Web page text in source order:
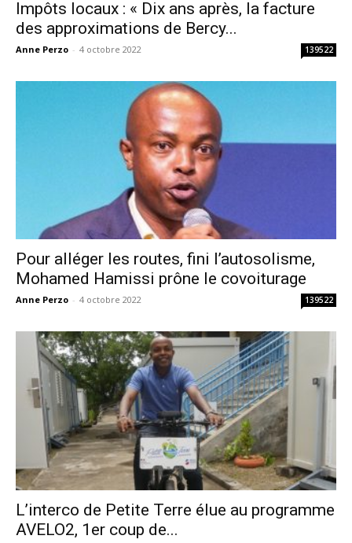
Impôts locaux : « Dix ans après, la facture
des approximations de Bercy...
Anne Perzo - 4 octobre 2022 139522
Pour alléger les routes, fini l’autosolisme,
Mohamed Hamissi prône le covoiturage
Anne Perzo - 4 octobre 2022 139522
L’interco de Petite Terre élue au programme
AVELO2, 1er coup de...